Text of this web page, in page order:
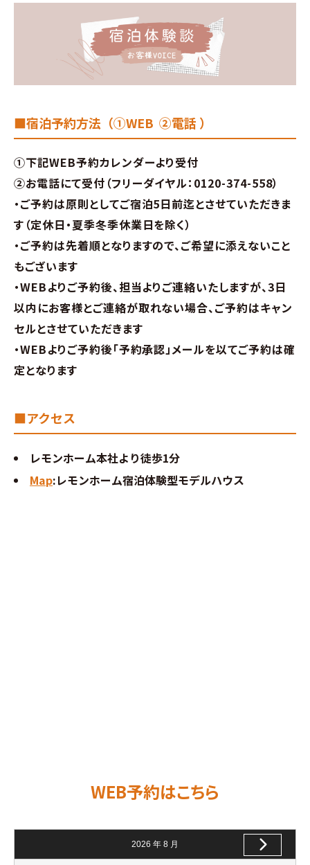
■宿泊予約方法（①WEB ②電話 ）
①下記WEB予約カレンダーより受付
②お電話にて受付（フリーダイヤル：0120-374-558）
・ご予約は原則としてご宿泊5日前迄とさせていただきま
す（定休日・夏季冬季休業日を除く）
・ご予約は先着順となりますので、ご希望に添えないこと
もございます
・WEBよりご予約後、担当よりご連絡いたしますが、3日
以内にお客様とご連絡が取れない場合、ご予約はキャン
セルとさせていただきます
・WEBよりご予約後「予約承認」メールを以てご予約は確
定となります
■アクセス
レモンホーム本社より徒歩1分
Map:レモンホーム宿泊体験型モデルハウス
WEB予約はこちら